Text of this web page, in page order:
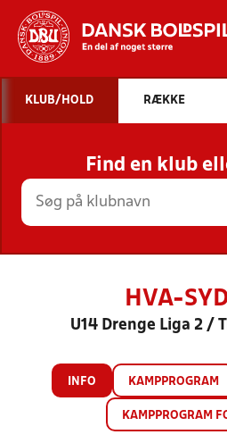
STILLINGER,
HOLD
KLUB/HOLD RÆKKE
Find en klub
HVA-
U14 Drenge Liga 2 /
INFO KAMPPROGRAM
KAMPPROGRAM